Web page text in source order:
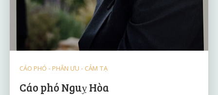
CÁO PHÓ - PHÂN ƯU - CẢM TẠ
Cáo phó Nguỵ Hòa